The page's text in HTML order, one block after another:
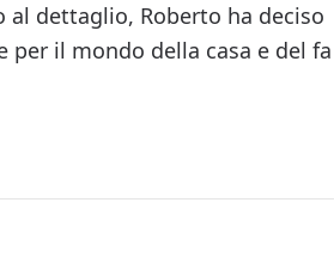
dettaglio, Roberto ha deciso
per il mondo della casa e del fa